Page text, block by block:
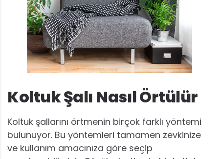
Koltuk Şalı Nasıl Örtülür
Koltuk şallarını örtmenin birçok farklı yöntemi
bulunuyor. Bu yöntemleri tamamen zevkinize
ve kullanım amacınıza göre seçip